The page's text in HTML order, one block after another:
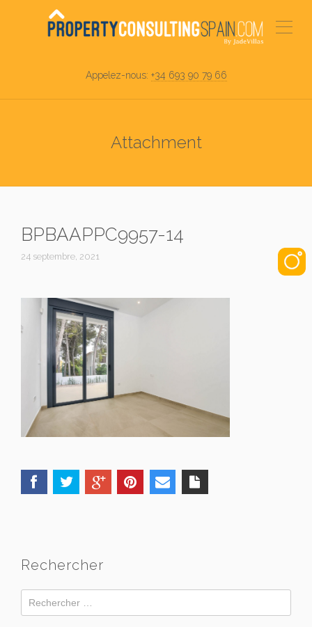
Appelez-nous: +34 693 90 79 66
Attachment
BPBAAPPC9957-14
24 septembre, 2021
Rechercher